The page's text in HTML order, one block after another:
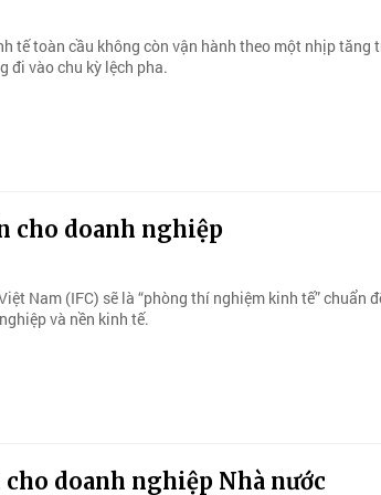
tế toàn cầu không còn vận hành theo một nhịp tăng
đi vào chu kỳ lệch pha.
cho doanh nghiệp
Nam (IFC) sẽ là “phòng thí nghiệm kinh tế” chuẩn
và nền kinh tế.
cho doanh nghiệp Nhà nước